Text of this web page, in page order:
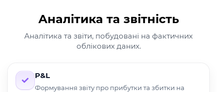
Аналітика та звітність
Аналітика та звіти, побудовані на фактичних
облікових даних.
P&L
Формування звіту про прибутки та збитки на